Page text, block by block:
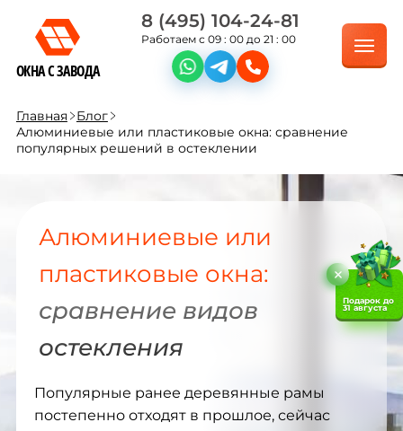
ОКНА С ЗАВОДА
8 (495) 104-24-81
Работаем с 09 : 00 до 21 : 00
Главная
Блог
Алюминиевые или пластиковые окна: сравнение
популярных решений в остеклении
Алюминиевые или
пластиковые окна:
сравнение видов
остекления
Популярные ранее деревянные рамы
постепенно отходят в прошлое, сейчас
Подарок до
31 августа